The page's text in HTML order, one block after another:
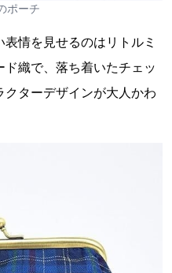
ポーチ
情を見せるのはリトルミ
織で、落ち着いたチェッ
ターデザインが大人かわ